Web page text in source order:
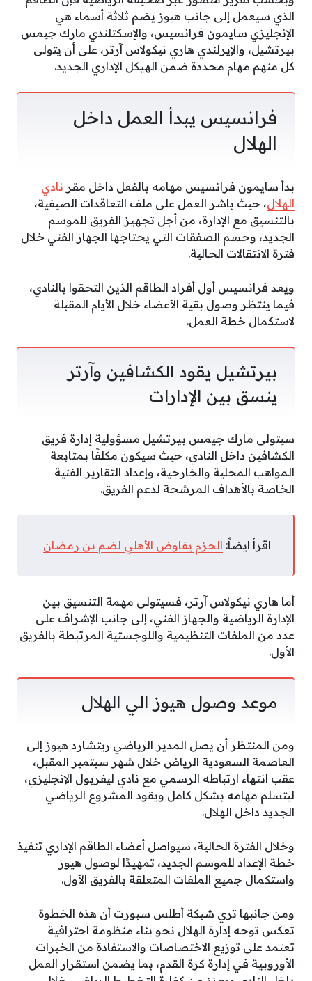
الذي سيعمل إلى جانب هيوز يضم ثلاثة أسماء هي
الإنجليزي سايمون فرانسيس، والإسكتلندي مارك جيمس
بيرتشيل، والإيرلندي هاري نيكولاس آرتر، على أن يتولى
كل منهم مهام محددة ضمن الهيكل الإداري الجديد.
فرانسيس يبدأ العمل داخل
الهلال
بدأ سايمون فرانسيس مهامه بالفعل داخل مقر نادي
الهلال، حيث باشر العمل على ملف التعاقدات الصيفية،
بالتنسيق مع الإدارة، من أجل تجهيز الفريق للموسم
الجديد، وحسم الصفقات التي يحتاجها الجهاز الفني خلال
فترة الانتقالات الحالية.
ويعد فرانسيس أول أفراد الطاقم الذين التحقوا بالنادي،
فيما ينتظر وصول بقية الأعضاء خلال الأيام المقبلة
لاستكمال خطة العمل.
بيرتشيل يقود الكشافين وآرتر
ينسق بين الإدارات
سيتولى مارك جيمس بيرتشيل مسؤولية إدارة فريق
الكشافين داخل النادي، حيث سيكون مكلفًا بمتابعة
المواهب المحلية والخارجية، وإعداد التقارير الفنية
الخاصة بالأهداف المرشحة لدعم الفريق.
اقرأ ايضاً: الحزم يفاوض الأهلي لضم بن رمضان
أما هاري نيكولاس آرتر، فسيتولى مهمة التنسيق بين
الإدارة الرياضية والجهاز الفني، إلى جانب الإشراف على
عدد من الملفات التنظيمية واللوجستية المرتبطة بالفريق
الأول.
موعد وصول هيوز الي الهلال
ومن المنتظر أن يصل المدير الرياضي ريتشارد هيوز إلى
العاصمة السعودية الرياض خلال شهر سبتمبر المقبل،
عقب انتهاء ارتباطه الرسمي مع نادي ليفربول الإنجليزي،
ليتسلم مهامه بشكل كامل ويقود المشروع الرياضي
الجديد داخل الهلال.
وخلال الفترة الحالية، سيواصل أعضاء الطاقم الإداري تنفيذ
خطة الإعداد للموسم الجديد، تمهيدًا لوصول هيوز
واستكمال جميع الملفات المتعلقة بالفريق الأول.
ومن جانبها تري شبكة أطلس سبورت أن هذه الخطوة
تعكس توجه إدارة الهلال نحو بناء منظومة احترافية
تعتمد على توزيع الاختصاصات والاستفادة من الخبرات
الأوروبية في إدارة كرة القدم، بما يضمن استقرار العمل